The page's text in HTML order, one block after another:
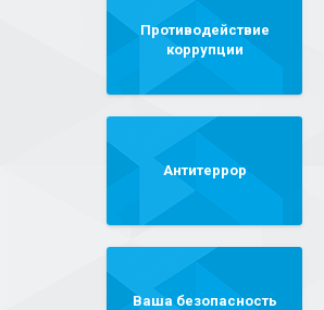
Противодействие
коррупции
Антитеррор
Ваша безопасность